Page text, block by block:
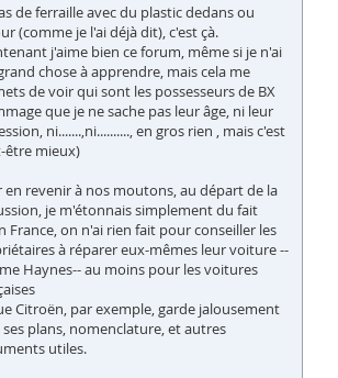
de ferraille avec du plastic dedans ou
(comme je l'ai déjà dit), c'est çà.
j'aime bien ce forum, même si je n'ai
chose à apprendre, mais cela me
de voir qui sont les possesseurs de BX
que je ne sache pas leur âge, ni leur
ni.......,ni.........., en gros rien , mais c'est
être mieux)
en revenir à nos moutons, au départ de la
je m'étonnais simplement du fait
France, on n'ai rien fait pour conseiller les
à réparer eux-mêmes leur voiture --
Haynes-- au moins pour les voitures
Citroën, par exemple, garde jalousement
plans, nomenclature, et autres
utiles.